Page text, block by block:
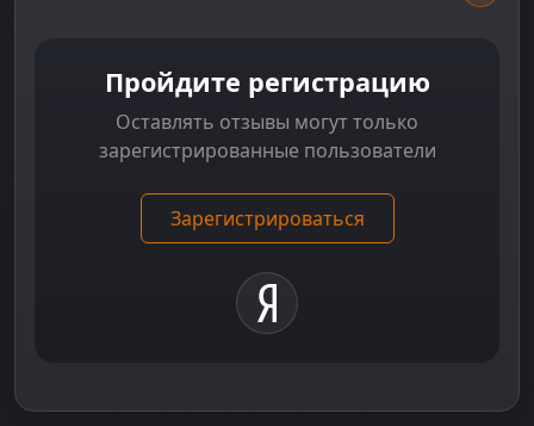
Пройдите регистрацию
Оставлять отзывы могут только
зарегистрированные пользователи
Зарегистрироваться